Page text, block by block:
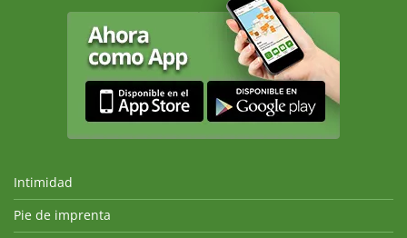
Intimidad
Pie de imprenta